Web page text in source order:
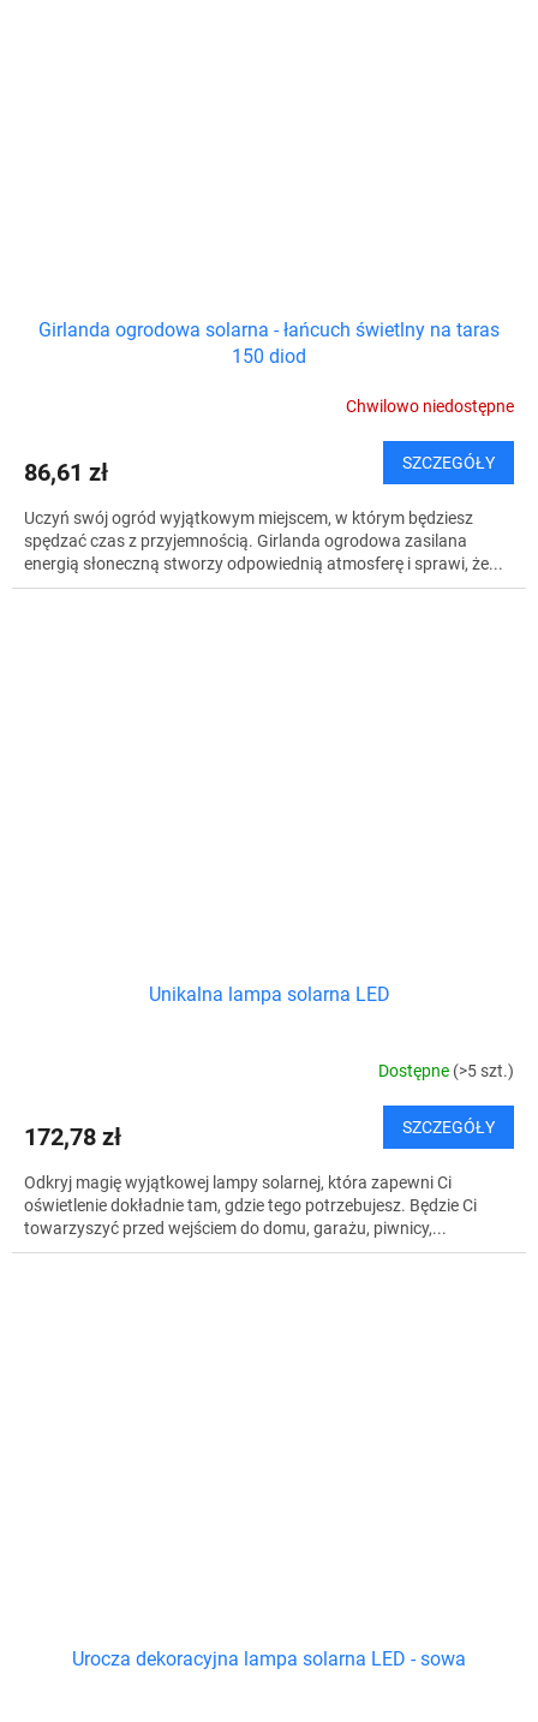
Girlanda ogrodowa solarna - łańcuch świetlny na taras
150 diod
Chwilowo niedostępne
86,61 zł SZCZEGÓŁY
Uczyń swój ogród wyjątkowym miejscem, w którym będziesz
spędzać czas z przyjemnością. Girlanda ogrodowa zasilana
energią słoneczną stworzy odpowiednią atmosferę i sprawi, że...
Unikalna lampa solarna LED
Dostępne (>5 szt.)
172,78 zł SZCZEGÓŁY
Odkryj magię wyjątkowej lampy solarnej, która zapewni Ci
oświetlenie dokładnie tam, gdzie tego potrzebujesz. Będzie Ci
towarzyszyć przed wejściem do domu, garażu, piwnicy,...
Urocza dekoracyjna lampa solarna LED - sowa